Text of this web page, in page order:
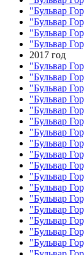
"Бульвар
"Бульвар
"Бульвар
"Бульвар
2017 год
"Бульвар
"Бульвар
"Бульвар
"Бульвар
"Бульвар
"Бульвар
"Бульвар
"Бульвар
"Бульвар
"Бульвар
"Бульвар
"Бульвар
"Бульвар
"Бульвар
"Бульвар
"Бульвар
"Бульвар